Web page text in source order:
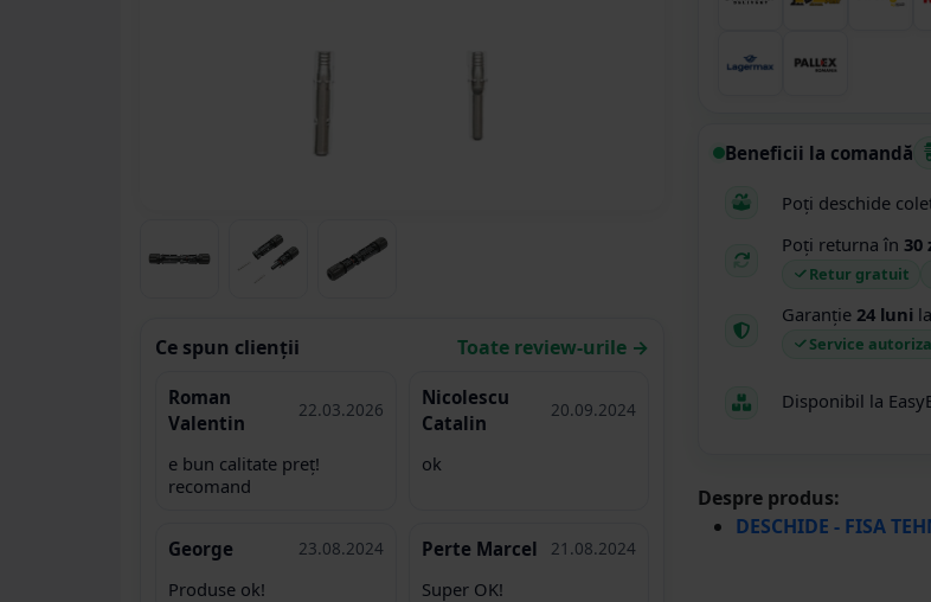
Ce spun clienții Toate review-urile →
Roman
Valentin
22.03.2026
e bun calitate preț!
recomand
Nicolescu
Catalin
20.09.2024
ok
George 23.08.2024
Produse ok!
Perte Marcel 21.08.2024
Super OK!
Beneficii la comandă
Poți deschide
Poți returna în 30
Retur gratuit
Garanție 24 luni
Service
Disponibil la
Despre produs:
DESCHIDE - FISA